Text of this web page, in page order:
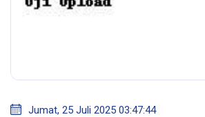
Jumat, 25 Juli 2025 03:47:44